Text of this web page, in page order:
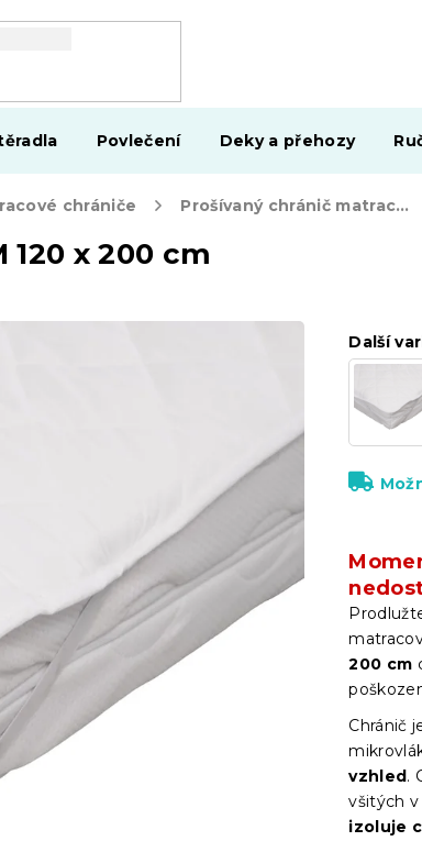
Povlečení Deky a přehozy
chrániče Prošívaný chránič matrace WARM 120 x 200 cm
x 200 cm
Další
200 cm
Chránič
vzhled.
všitých
izoluje